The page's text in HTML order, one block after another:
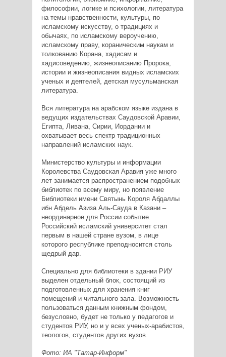
философии, логике и психологии, литература
на темы нравственности, культуры, по
исламскому искусству, о традициях и
обычаях, по исламскому вероучению,
исламскому праву, кораническим наукам и
толкованию Корана, хадисам и
хадисоведению, жизнеописанию Пророка,
истории и жизнеописания видных исламских
ученых и деятелей, детская мусульманская
литература.
Вся литература на арабском языке издана в
ведущих издательствах Саудовской Аравии,
Египта, Ливана, Сирии, Иордании и
охватывает весь спектр традиционных
направлений исламских наук.
Министерство культуры и информации
Королевства Саудовская Аравия уже много
лет занимается распространением подобных
библиотек по всему миру, но появление
Библиотеки имени Святынь Короля Абдаллы
ибн Абдель Азиза Аль-Сауда в Казани –
неординарное для России событие.
Российский исламский университет стал
первым в нашей стране вузом, в лице
которого республике преподносится столь
щедрый дар.
Специально для библиотеки в здании РИУ
выделен отдельный блок, состоящий из
подготовленных для хранения книг
помещений и читального зала. Возможность
пользоваться данным книжным фондом,
безусловно, будет не только у педагогов и
студентов РИУ, но и у всех ученых-арабистов,
теологов, студентов других вузов.
Фото: ИА "Татар-Информ"